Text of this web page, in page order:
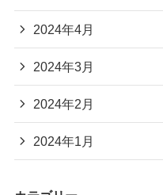
2024年4月
2024年3月
2024年2月
2024年1月